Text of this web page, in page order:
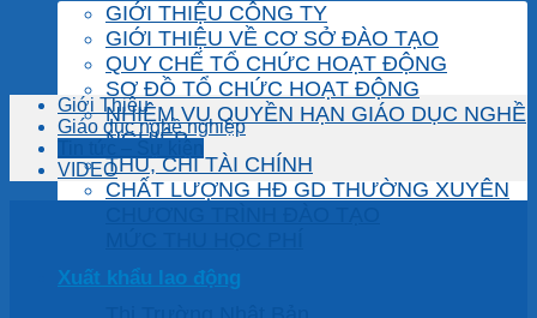
GIỚI THIỆU CÔNG TY
GIỚI THIỆU VỀ CƠ SỞ ĐÀO TẠO
QUY CHẾ TỔ CHỨC HOẠT ĐỘNG
SƠ ĐỒ TỔ CHỨC HOẠT ĐỘNG
NHIỆM VỤ QUYỀN HẠN GIÁO DỤC NGHỀ
NGHIỆP
THU, CHI TÀI CHÍNH
CHẤT LƯỢNG HĐ GD THƯỜNG XUYÊN
Xuất khẩu lao động
Giới Thiệu
Giáo dục nghề nghiệp
VIDEO